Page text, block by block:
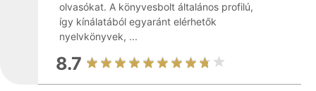
olvasókat. A könyvesbolt általános profilú,
így kínálatából egyaránt elérhetők
nyelvkönyvek, ...
8.7